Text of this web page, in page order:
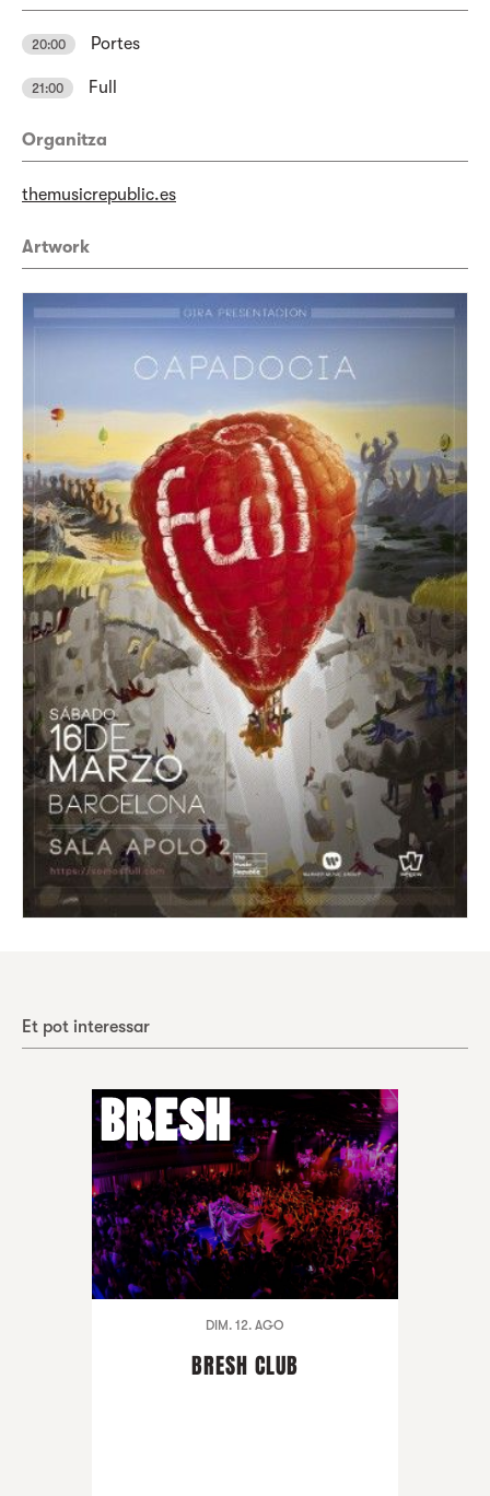
20:00 Portes
21:00 Full
Organitza
themusicrepublic.es
Artwork
Et pot interessar
DIM. 12. AGO
BRESH CLUB